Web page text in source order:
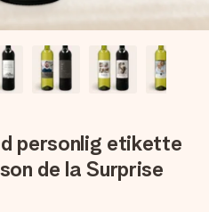
personlig etikette
de la Surprise